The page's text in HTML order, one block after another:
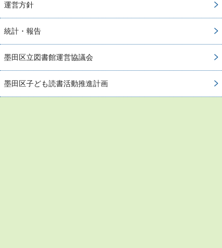
運営方針
統計・報告
墨田区立図書館運営協議会
墨田区子ども読書活動推進計画